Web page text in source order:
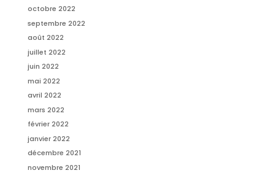
octobre 2022
septembre 2022
août 2022
juillet 2022
juin 2022
mai 2022
avril 2022
mars 2022
février 2022
janvier 2022
décembre 2021
novembre 2021